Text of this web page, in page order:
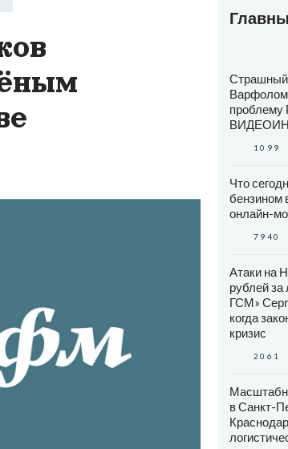
Страшный
проблему
1099
Что
бензином
онлайн-
7940
Атаки на
рублей за
ГСМ»
когда
кризис
2061
в Санкт-